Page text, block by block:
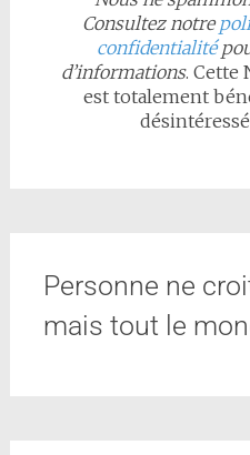
Consultez notre
confidentialité
d’informations. Cette
est totalement
Personne ne
mais tout le